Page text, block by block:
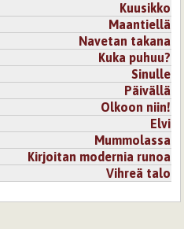
Kuusikko
Maantiellä
Navetan takana
Kuka puhuu?
Sinulle
Päivällä
Olkoon niin!
Elvi
Mummolassa
Kirjoitan modernia runoa
Vihreä talo